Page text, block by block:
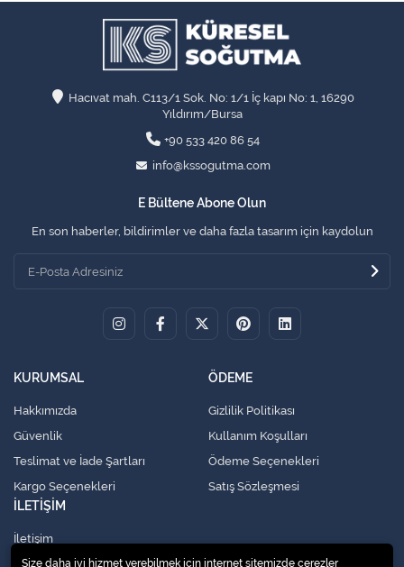
Hacıvat mah. C113/1 Sok. No: 1/1 İç kapı No: 1, 16290
Yıldırım/Bursa
+90 533 420 86 54
info@kssogutma.com
E Bültene Abone Olun
En son haberler, bildirimler ve daha fazla tasarım için kaydolun
KURUMSAL
Hakkımızda
Güvenlik
Teslimat ve İade Şartları
Kargo Seçenekleri
ÖDEME
Gizlilik Politikası
Kullanım Koşulları
Ödeme Seçenekleri
Satış Sözleşmesi
İLETİŞİM
İletişim
Size daha iyi hizmet verebilmek için internet sitemizde çerezler